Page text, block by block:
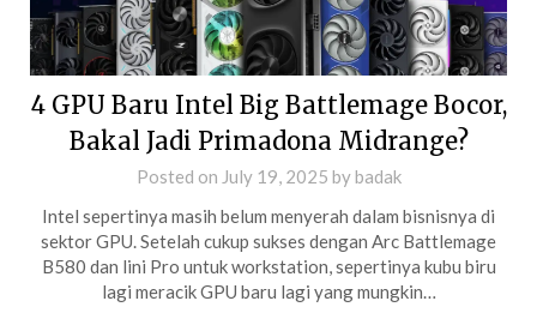
4 GPU Baru Intel Big Battlemage Bocor,
Bakal Jadi Primadona Midrange?
Posted on July 19, 2025 bybadak
Intel sepertinya masih belum menyerah dalam bisnisnya di
sektor GPU. Setelah cukup sukses dengan Arc Battlemage
B580 dan lini Pro untuk workstation, sepertinya kubu biru
lagi meracik GPU baru lagi yang mungkin…